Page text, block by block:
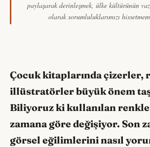
paylaşarak derinleşmek, ülke kültürünün
olarak sorumluluklarımızı
Çocuk kitaplarında çizerler,
illüstratörler büyük önem
Biliyoruz ki kullanılan
zamana göre değişiyor. Son
görsel eğilimlerini nasıl